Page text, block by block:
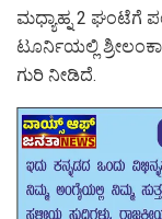
ಮಧ್ಯಾಹ್ನ 2 ಘಂಟೆಗೆ
ಟೂರ್ನಿಯಲ್ಲಿ
ಗುರಿ ನೀಡಿದೆ.